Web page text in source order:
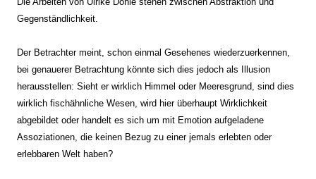
Gegenständlichkeit.
Der Betrachter meint, schon einmal Gesehenes wiederzuerkennen,
bei genauerer Betrachtung könnte sich dies jedoch als Illusion
herausstellen: Sieht er wirklich Himmel oder Meeresgrund, sind dies
wirklich fischähnliche Wesen, wird hier überhaupt Wirklichkeit
abgebildet oder handelt es sich um mit Emotion aufgeladene
Assoziationen, die keinen Bezug zu einer jemals erlebten oder
erlebbaren Welt haben?